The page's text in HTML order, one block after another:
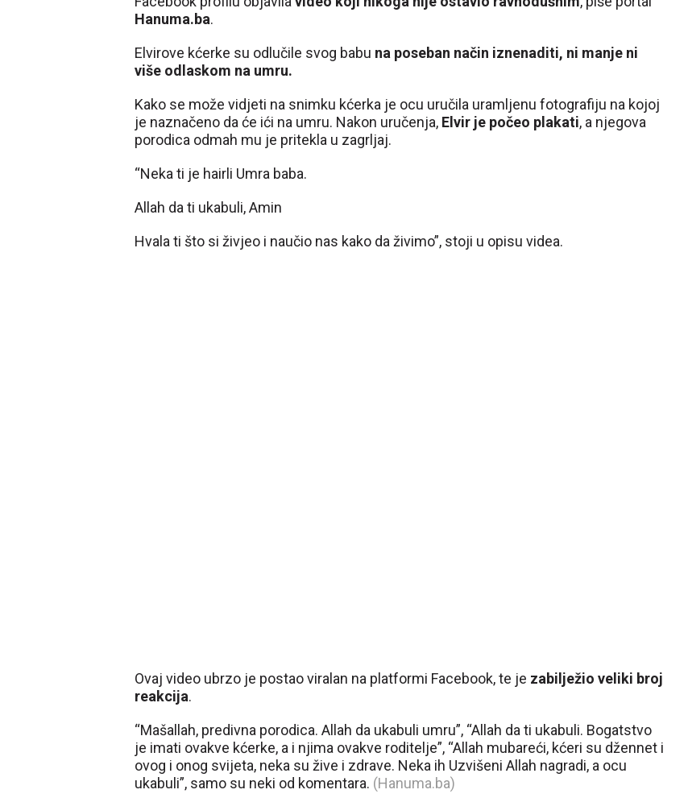
Hanuma.ba.
Elvirove kćerke su odlučile svog babu na poseban način iznenaditi, ni manje ni
više odlaskom na umru.
Kako se može vidjeti na snimku kćerka je ocu uručila uramljenu fotografiju na kojoj
je naznačeno da će ići na umru. Nakon uručenja, Elvir je počeo plakati, a njegova
porodica odmah mu je pritekla u zagrljaj.
“Neka ti je hairli Umra baba.
Allah da ti ukabuli, Amin
Hvala ti što si živjeo i naučio nas kako da živimo”, stoji u opisu videa.
Ovaj video ubrzo je postao viralan na platformi Facebook, te je zabilježio veliki broj
reakcija.
“Mašallah, predivna porodica. Allah da ukabuli umru”, “Allah da ti ukabuli. Bogatstvo
je imati ovakve kćerke, a i njima ovakve roditelje”, “Allah mubareći, kćeri su džennet i
ovog i onog svijeta, neka su žive i zdrave. Neka ih Uzvišeni Allah nagradi, a ocu
ukabuli”, samo su neki od komentara. (Hanuma.ba)